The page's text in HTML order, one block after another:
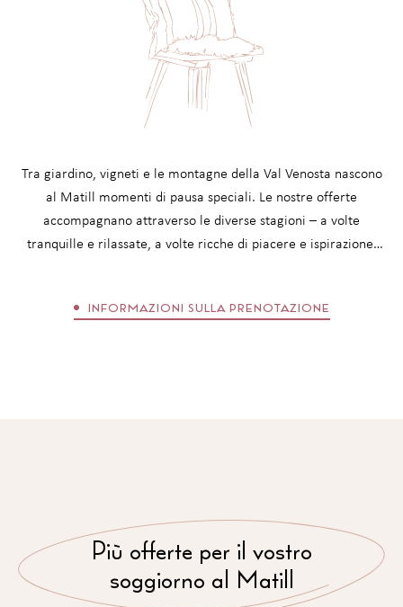
(Japa Mala | meditazione chakra guidata | mantra in
movimento | Yoga Nidra)
Face Yoga – cura di sé
Yin Yoga – apertura dolce e rilascio
Rituale di trasformazione con cerimonia del fuoco serale,
fumigazione & journaling
TUTTI I SERVIZI INCLUSI
Tra giardino, vigneti e le montagne della Val Venosta nascono
al Matill momenti di pausa speciali. Le nostre offerte
accompagnano attraverso le diverse stagioni – a volte
tranquille e rilassate, a volte ricche di piacere e ispirazione.
spazio per il relax. Prima della prenotazione vale la pena dare
INFORMAZIONI SULLA PRENOTAZIONE
Più offerte per il vostro
soggiorno al Matill